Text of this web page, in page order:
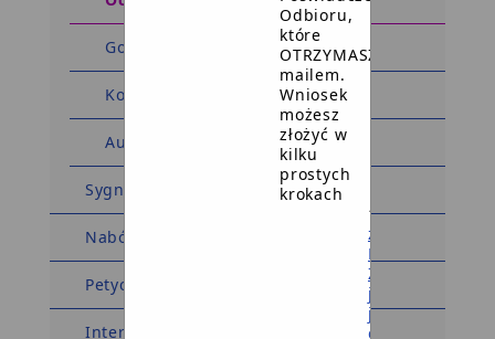
Gospodarka komunalna
Kontrole
Audyty
Sygnaliści
Nabór na ławników
Petycje
Interpelacje
Odbioru,
które
OTRZYMASZ
mailem.
Wniosek
możesz
złożyć w
kilku
prostych
krokach
1
załóż
Profil
Zaufany
jeśli
jeszcze
go